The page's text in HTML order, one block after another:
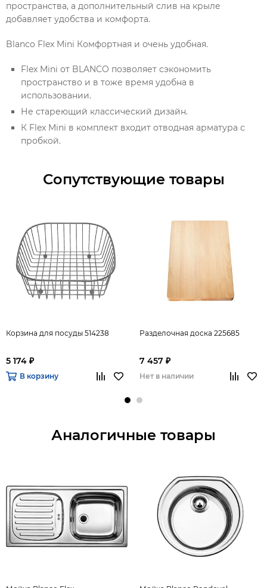
пространства, а дополнительный слив на крыле
добавляет удобства и комфорта.
Blanco Flex Mini Комфортная и очень удобная.
Flex Mini от BLANCO позволяет сэкономить
пространство и в тоже время удобна в
использовании.
Не стареющий классический дизайн.
К Flex Mini в комплект входит отводная арматура с
пробкой.
Сопутствующие товары
Корзина для посуды 514238
5 174 ₽
В корзину
Разделочная доска 225685
7 457 ₽
Нет в наличии
Аналогичные товары